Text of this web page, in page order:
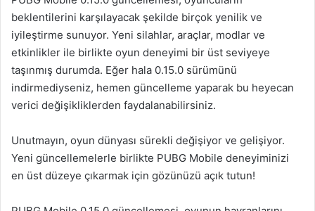
beklentilerini karşılayacak şekilde birçok yenilik ve
iyileştirme sunuyor. Yeni silahlar, araçlar, modlar ve
etkinlikler ile birlikte oyun deneyimi bir üst seviyeye
taşınmış durumda. Eğer hala 0.15.0 sürümünü
indirmediyseniz, hemen güncelleme yaparak bu heyecan
verici değişikliklerden faydalanabilirsiniz.
Unutmayın, oyun dünyası sürekli değişiyor ve gelişiyor.
Yeni güncellemelerle birlikte PUBG Mobile deneyiminizi
en üst düzeye çıkarmak için gözünüzü açık tutun!